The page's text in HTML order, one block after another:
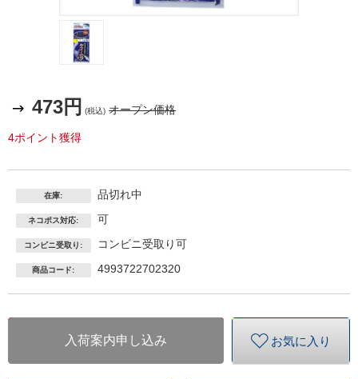
473円 (税込) オープン価格
4ポイント獲得
在庫: 品切れ中
ネコポス対応: 可
コンビニ受取り: コンビニ受取り可
商品コード: 4993722702320
入荷案内申し込み お気に入り